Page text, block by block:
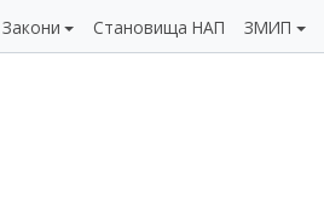
Закони Становища НАП ЗМИП